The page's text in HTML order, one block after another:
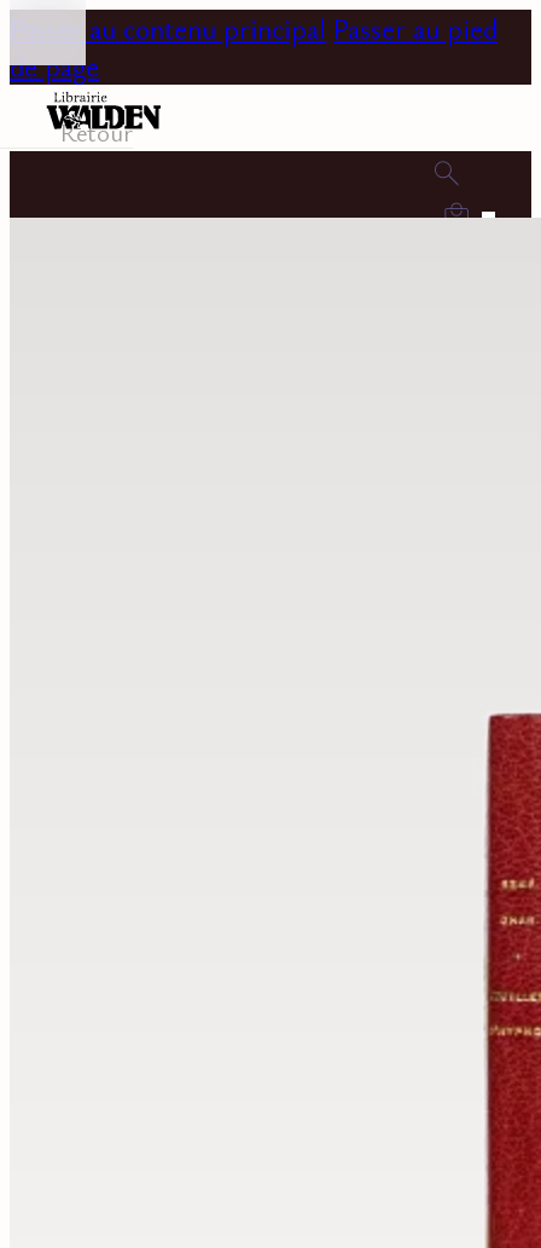
Passer au contenu principal Passer au pied
de page
0
Retour